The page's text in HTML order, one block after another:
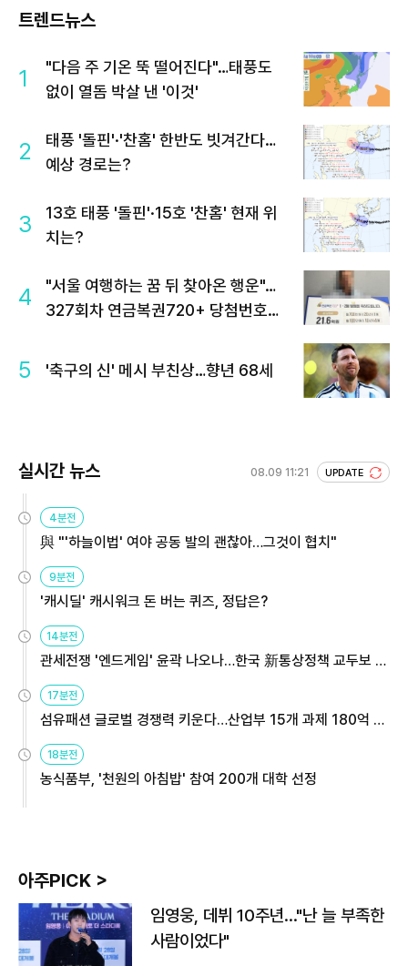
트렌드뉴스
1
"다음 주 기온 뚝 떨어진다"…태풍도
없이 열돔 박살 낸 '이것'
2
태풍 '돌핀'·'찬홈' 한반도 빗겨간다…
예상 경로는?
3
13호 태풍 '돌핀'·15호 '찬홈' 현재 위
치는?
4
"서울 여행하는 꿈 뒤 찾아온 행운"…
327회차 연금복권720+ 당첨번호조
5 '축구의 신' 메시 부친상…향년 68세
실시간 뉴스 08.09 11:21 UPDATE
4분전
與 "'하늘이법' 여야 공동 발의 괜찮아…그것이 협치"
9분전
'캐시딜' 캐시워크 돈 버는 퀴즈, 정답은?
14분전
관세전쟁 '엔드게임' 윤곽 나오나…한국 新통상정책 교두보 활
17분전
섬유패션 글로벌 경쟁력 키운다…산업부 15개 과제 180억 지
18분전
농식품부, '천원의 아침밥' 참여 200개 대학 선정
아주PICK >
임영웅, 데뷔 10주년…"난 늘 부족한
사람이었다"